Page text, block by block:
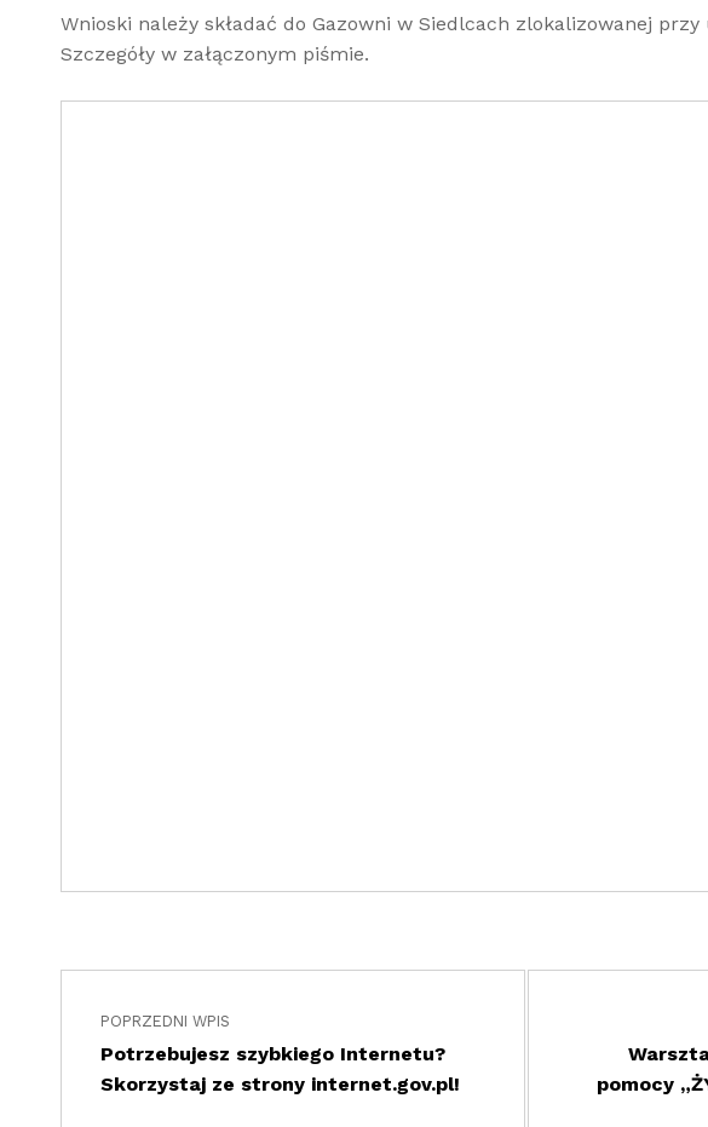
Wnioski należy składać do Gazowni w Siedlcach zlokalizowanej przy
Szczegóły w załączonym piśmie.
Skip back to main navigation
Nawigacja wpisu
POPRZEDNI WPIS
Potrzebujesz szybkiego Internetu?
Skorzystaj ze strony internet.gov.pl!
pomocy